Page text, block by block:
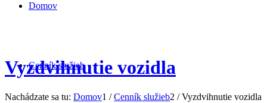
Domov
Cenník služieb
Vyzdvihnutie vozidla
Nachádzate sa tu: Domov1 / Cenník služieb2 / Vyzdvihnutie vozidla